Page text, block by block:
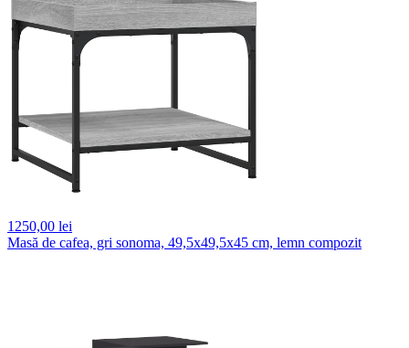
1250,00 lei
Masă de cafea, gri sonoma, 49,5x49,5x45 cm, lemn compozit